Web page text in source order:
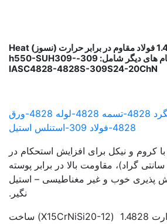
فولاد 1.4828 فولاد مقاوم در برابر حرارت (نسوز) Heat
Resistance Steel – نام های دیگر شامل: 309-h550-SUH309-
IASC4828-4828S-309S24-20ChN
کروم و نیکل برای افزایش استحکام در
(1000 درجه سانتی گراد)، مقاومت بالا در برابر پوسته
پذیری خوب و غیر مغناطیسی – استیل
نگیر.
فولاد مقاوم به حرارت 1.4828 (X15CrNiSi20-12) ساخت